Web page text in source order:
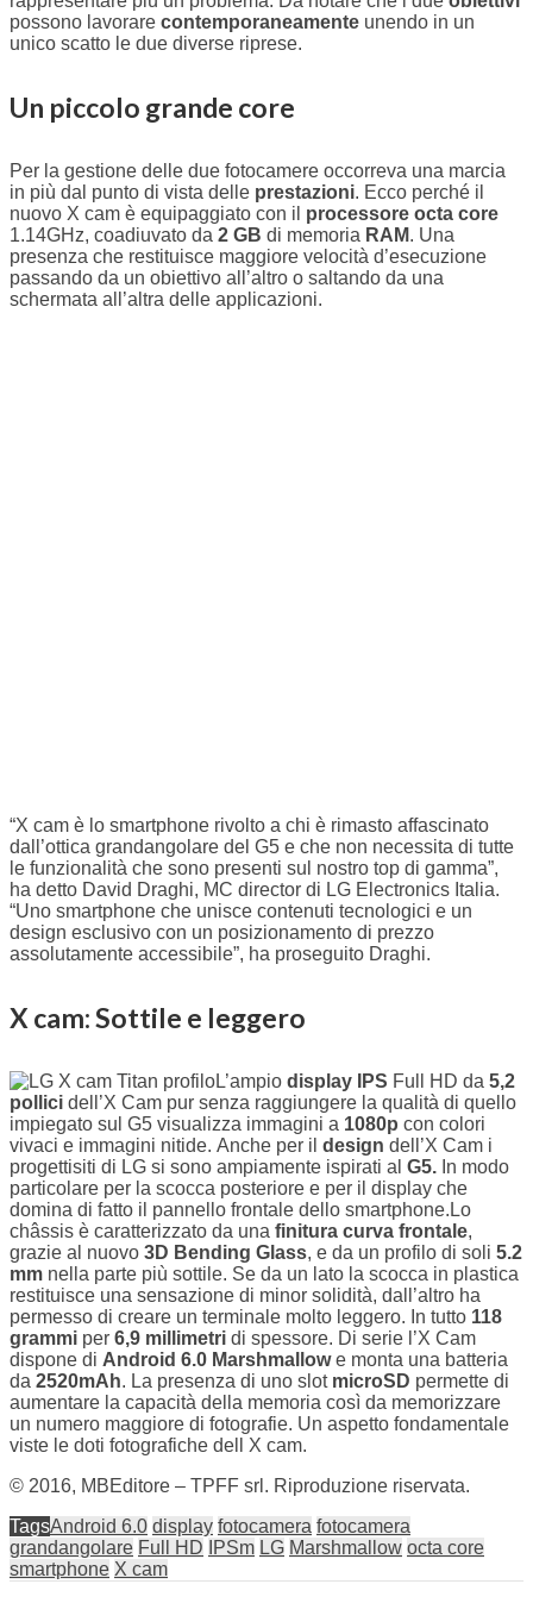
possono lavorare contemporaneamente unendo in un
unico scatto le due diverse riprese.
Un piccolo grande core
Per la gestione delle due fotocamere occorreva una marcia
in più dal punto di vista delle prestazioni. Ecco perché il
nuovo X cam è equipaggiato con il processore octa core
1.14GHz, coadiuvato da 2 GB di memoria RAM. Una
presenza che restituisce maggiore velocità d’esecuzione
passando da un obiettivo all’altro o saltando da una
schermata all’altra delle applicazioni.
“X cam è lo smartphone rivolto a chi è rimasto affascinato
dall’ottica grandangolare del G5 e che non necessita di tutte
le funzionalità che sono presenti sul nostro top di gamma”,
ha detto David Draghi, MC director di LG Electronics Italia.
“Uno smartphone che unisce contenuti tecnologici e un
design esclusivo con un posizionamento di prezzo
assolutamente accessibile”, ha proseguito Draghi.
X cam: Sottile e leggero
L’ampio display IPS Full HD da 5,2
pollici dell’X Cam pur senza raggiungere la qualità di quello
impiegato sul G5 visualizza immagini a 1080p con colori
vivaci e immagini nitide. Anche per il design dell’X Cam i
progettisiti di LG si sono ampiamente ispirati al G5. In modo
particolare per la scocca posteriore e per il display che
domina di fatto il pannello frontale dello smartphone.Lo
châssis è caratterizzato da una finitura curva frontale,
grazie al nuovo 3D Bending Glass, e da un profilo di soli 5.2
mm nella parte più sottile. Se da un lato la scocca in plastica
restituisce una sensazione di minor solidità, dall’altro ha
permesso di creare un terminale molto leggero. In tutto 118
grammi per 6,9 millimetri di spessore. Di serie l’X Cam
dispone di Android 6.0 Marshmallowe monta una batteria
da 2520mAh. La presenza di uno slot microSD permette di
aumentare la capacità della memoria così da memorizzare
un numero maggiore di fotografie. Un aspetto fondamentale
viste le doti fotografiche dell X cam.
© 2016, MBEditore – TPFF srl. Riproduzione riservata.
TagsAndroid 6.0 display fotocamera fotocamera
grandangolare Full HD IPSm LG Marshmallow octa core
smartphone X cam